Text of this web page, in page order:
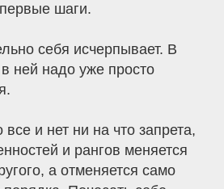
шаги.
себя исчерпывает. В
ней надо уже просто
все и нет ни на что запрета,
и рангов меняется
а отменяется само